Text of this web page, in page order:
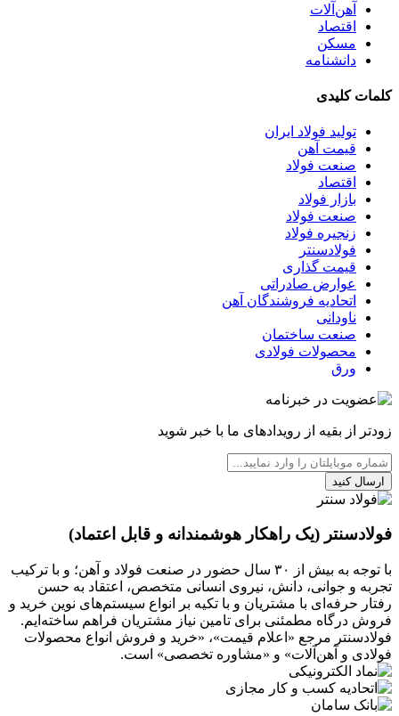
آهن‌آلات
اقتصاد
مسکن
دانشنامه
کلمات کلیدی
تولید فولاد ایران
قیمت آهن
صنعت فولاد
اقتصاد
بازار فولاد
صنعت فولاد
زنجیره فولاد
فولادسنتر
قیمت گذاری
عوارض صادراتی
اتحادیه فروشندگان آهن
ناودانی
صنعت ساختمان
محصولات فولادی
ورق
زودتر از بقیه از رویدادهای ما با خبر شوید
ارسال کنید
فولادسنتر (یک راهکار هوشمندانه و قابل اعتماد)
با توجه به بیش از ۳۰ سال حضور در صنعت فولاد و آهن؛ و با ترکیب
تجربه و جوانی، دانش، نیروی انسانی متخصص، اعتقاد به حسن
رفتار حرفه‌ای با مشتریان و با تکیه بر انواع سیستم‌های نوین خرید و
فروش درگاه مطمئنی برای تامین نیاز مشتریان فراهم ساخته‌ایم.
فولادسنتر مرجع «اعلام قیمت»، «خرید و فروش انواع محصولات
فولادی و آهن‌آلات» و «مشاوره تخصصی» است.